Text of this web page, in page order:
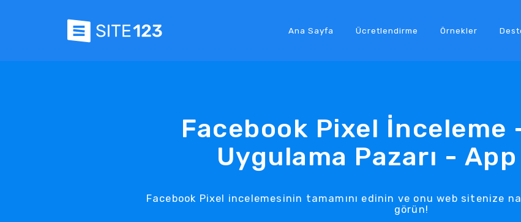
Ana Sayfa Ücretlendirme Örnekler
Facebook Pixel İnceleme
Uygulama Pazarı - App
Facebook Pixel incelemesinin tamamını edinin ve onu web sitenize
görün!